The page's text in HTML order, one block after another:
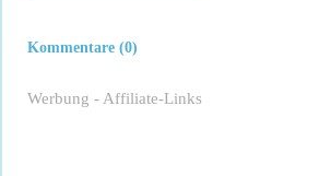
Kommentare (0)
Werbung - Affiliate-Links